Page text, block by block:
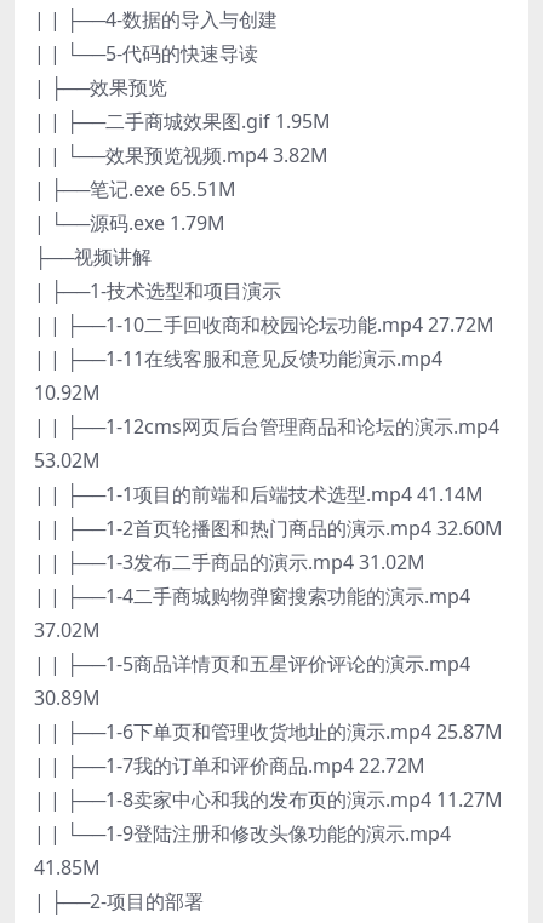
| | ├──4-数据的导入与创建
| | └──5-代码的快速导读
| ├──效果预览
| | ├──二手商城效果图.gif 1.95M
| | └──效果预览视频.mp4 3.82M
| ├──笔记.exe 65.51M
| └──源码.exe 1.79M
├──视频讲解
| ├──1-技术选型和项目演示
| | ├──1-10二手回收商和校园论坛功能.mp4 27.72M
| | ├──1-11在线客服和意见反馈功能演示.mp4
10.92M
| | ├──1-12cms网页后台管理商品和论坛的演示.mp4
53.02M
| | ├──1-1项目的前端和后端技术选型.mp4 41.14M
| | ├──1-2首页轮播图和热门商品的演示.mp4 32.60M
| | ├──1-3发布二手商品的演示.mp4 31.02M
| | ├──1-4二手商城购物弹窗搜索功能的演示.mp4
37.02M
| | ├──1-5商品详情页和五星评价评论的演示.mp4
30.89M
| | ├──1-6下单页和管理收货地址的演示.mp4 25.87M
| | ├──1-7我的订单和评价商品.mp4 22.72M
| | ├──1-8卖家中心和我的发布页的演示.mp4 11.27M
| | └──1-9登陆注册和修改头像功能的演示.mp4
41.85M
| ├──2-项目的部署